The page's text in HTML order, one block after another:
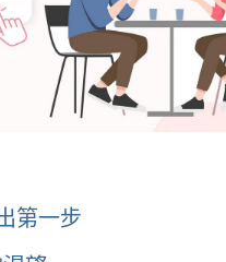
第一步